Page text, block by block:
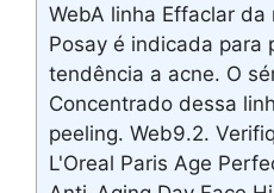
WebA linha Effaclar da
Posay é indicada para
tendência a acne. O
Concentrado dessa
peeling. Web9.2.
L'Oreal Paris Age